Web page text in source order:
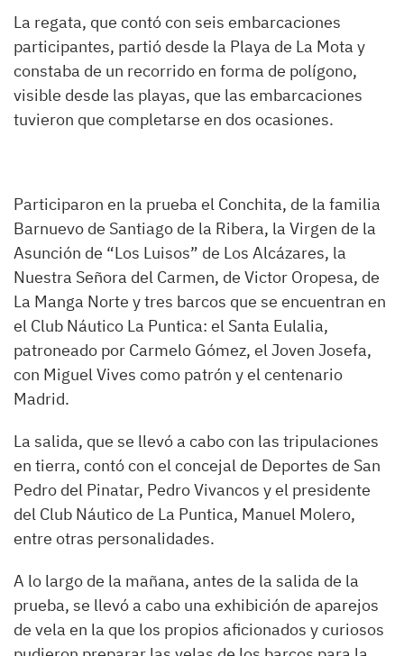
La regata, que contó con seis embarcaciones
participantes, partió desde la Playa de La Mota y
constaba de un recorrido en forma de polígono,
visible desde las playas, que las embarcaciones
tuvieron que completarse en dos ocasiones.
Participaron en la prueba el Conchita, de la familia
Barnuevo de Santiago de la Ribera, la Virgen de la
Asunción de “Los Luisos” de Los Alcázares, la
Nuestra Señora del Carmen, de Victor Oropesa, de
La Manga Norte y tres barcos que se encuentran en
el Club Náutico La Puntica: el Santa Eulalia,
patroneado por Carmelo Gómez, el Joven Josefa,
con Miguel Vives como patrón y el centenario
Madrid.
La salida, que se llevó a cabo con las tripulaciones
en tierra, contó con el concejal de Deportes de San
Pedro del Pinatar, Pedro Vivancos y el presidente
del Club Náutico de La Puntica, Manuel Molero,
entre otras personalidades.
A lo largo de la mañana, antes de la salida de la
prueba, se llevó a cabo una exhibición de aparejos
de vela en la que los propios aficionados y curiosos